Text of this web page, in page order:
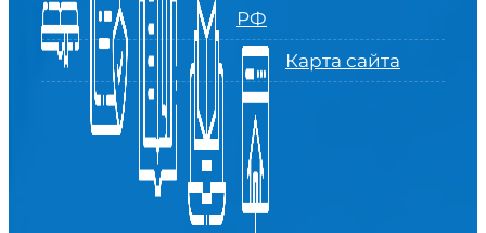
РФ
Карта сайта